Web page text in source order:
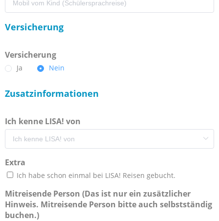
Versicherung
Versicherung
Ja Nein
Zusatzinformationen
Ich kenne LISA! von
Extra
Ich habe schon einmal bei LISA! Reisen gebucht.
Mitreisende Person (Das ist nur ein zusätzlicher
Hinweis. Mitreisende Person bitte auch selbstständig
buchen.)